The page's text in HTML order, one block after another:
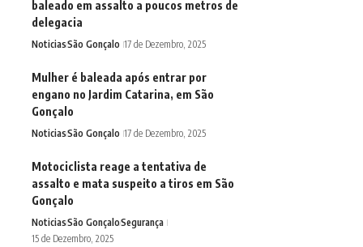
baleado em assalto a poucos metros de
delegacia
NoticiasSão Gonçalo 17 de Dezembro, 2025
Mulher é baleada após entrar por
engano no Jardim Catarina, em São
Gonçalo
NoticiasSão Gonçalo 17 de Dezembro, 2025
Motociclista reage a tentativa de
assalto e mata suspeito a tiros em São
Gonçalo
NoticiasSão GonçaloSegurança
15 de Dezembro, 2025